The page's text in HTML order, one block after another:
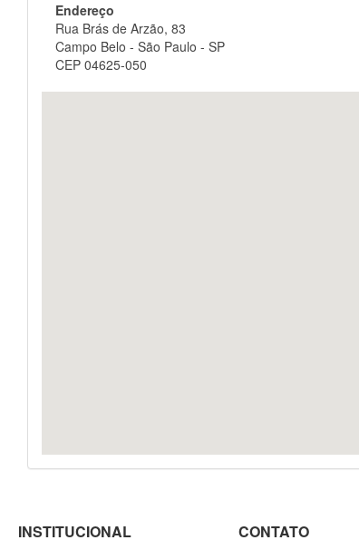
Endereço
Rua Brás de Arzão, 83
Campo Belo - São Paulo - SP
CEP 04625-050
INSTITUCIONAL CONTATO